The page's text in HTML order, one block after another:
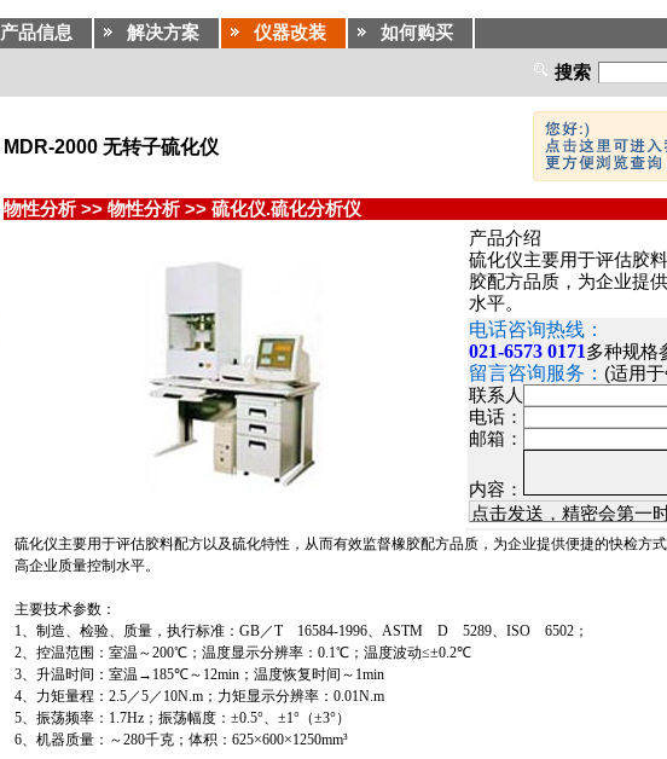
产品信息 解决方案 仪器改装 如何购买
搜索
MDR-2000 无转子硫化仪
物性分析 >> 物性分析 >> 硫化仪.硫化分析仪
产品介绍
硫化仪主要用于评估胶
胶配方品质，为企业提
水平。
电话咨询热线：
021-6573 0171多种规格
留言咨询服务： (适用
联系人
电话：
邮箱：
内容：
硫化仪主要用于评估胶料配方以及硫化特性，从而有效监督橡胶配方品质，为企业提供便捷的快检方
高企业质量控制水平。
主要技术参数：
1、制造、检验、质量，执行标准：GB／T 16584-1996、ASTM D 5289、ISO 6502 ；
2、控温范围：室温～200℃ ；温度显示分辨率：0.1℃ ；温度波动≤±0.2℃
3、升温时间：室温→ 185℃～ 12min ；温度恢复时间～ 1min
4、力矩量程：2.5／5／ 10N.m ；力矩显示分辨率：0.01N.m
5、振荡频率： 1.7Hz ；振荡幅度：±0.5°、±1°（±3°）
6、机器质量：～280千克；体积：625×600×1250mm³